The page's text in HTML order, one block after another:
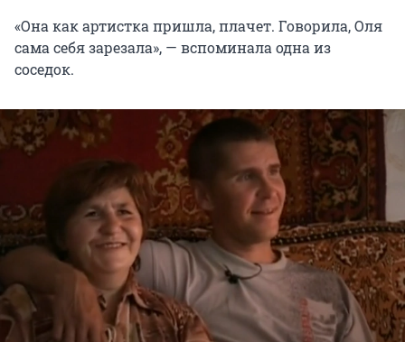
«Она как артистка пришла, плачет. Говорила, Оля
сама себя зарезала», — вспоминала одна из
соседок.